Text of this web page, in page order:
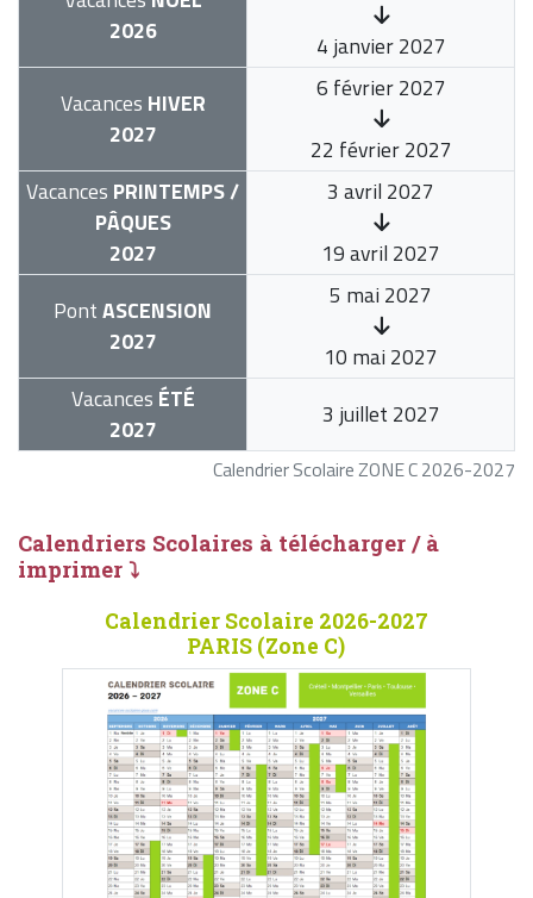
Calendrier Scolaire ZONE C 2026-2027
2026
4 janvier 2027
Vacances HIVER
2027
6 février 2027
22 février 2027
Vacances PRINTEMPS /
PÂQUES
2027
3 avril 2027
19 avril 2027
PontASCENSION
2027
5 mai 2027
10 mai 2027
Vacances ÉTÉ
2027
3 juillet 2027
Calendriers Scolaires à télécharger / à
imprimer ⤵
Calendrier Scolaire 2026-2027
PARIS (Zone C)